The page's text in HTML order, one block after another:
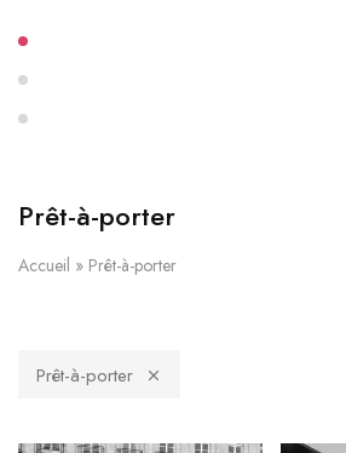
Prêt-à-porter
Accueil » Prêt-à-porter
Prêt-à-porter